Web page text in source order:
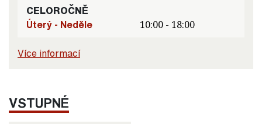
CELOROČNĚ
Úterý - Neděle
10:00 - 18:00
Více informací
VSTUPNÉ